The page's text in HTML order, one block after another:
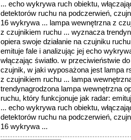
... echo wykrywa ruch obiektu,
detektorów ruchu na podczerwień,
16 wykrywa ... lampa wewnętrzna z
z czujnikiem ruchu ... wyznacza
opiera swoje działanie na czujniku
emituje fale i analizując jej echo
włączając światło. w przeciwieństwie
czujnik, w jaki wyposażona jest lampa
z czujnikiem ruchu ... lampa
trendynagrodzona lampa wewnętrzna
ruchu, który funkcjonuje jak radar:
... echo wykrywa ruch obiektu,
detektorów ruchu na podczerwień,
16 wykrywa ...